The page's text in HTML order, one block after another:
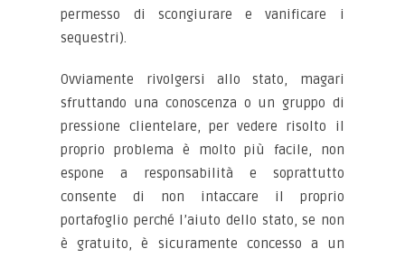
permesso di scongiurare e vanificare i
sequestri).
Ovviamente rivolgersi allo stato, magari
sfruttando una conoscenza o un gruppo di
pressione clientelare, per vedere risolto il
proprio problema è molto più facile, non
espone a responsabilità e soprattutto
consente di non intaccare il proprio
portafoglio perché l’aiuto dello stato, se non
è gratuito, è sicuramente concesso a un